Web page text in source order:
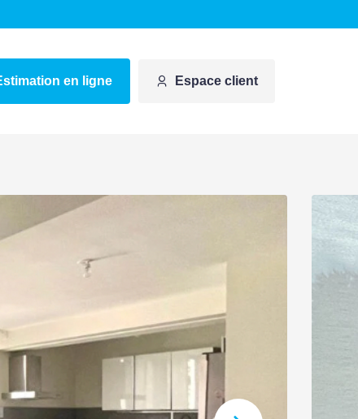
en ligne Espace client